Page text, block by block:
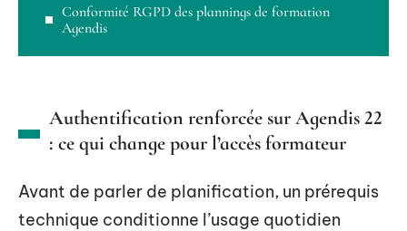
Conformité RGPD des plannings de formation
Agendis
Authentification renforcée sur Agendis 22
: ce qui change pour l’accès formateur
Avant de parler de planification, un prérequis
technique conditionne l’usage quotidien